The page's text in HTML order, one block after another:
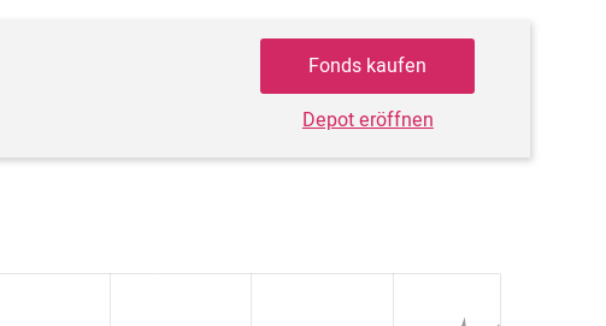
Fonds kaufen
Depot eröffnen